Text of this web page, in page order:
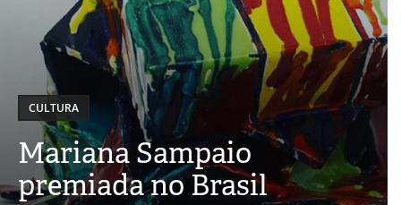
CULTURA
Mariana Sampaio
premiada no Brasil